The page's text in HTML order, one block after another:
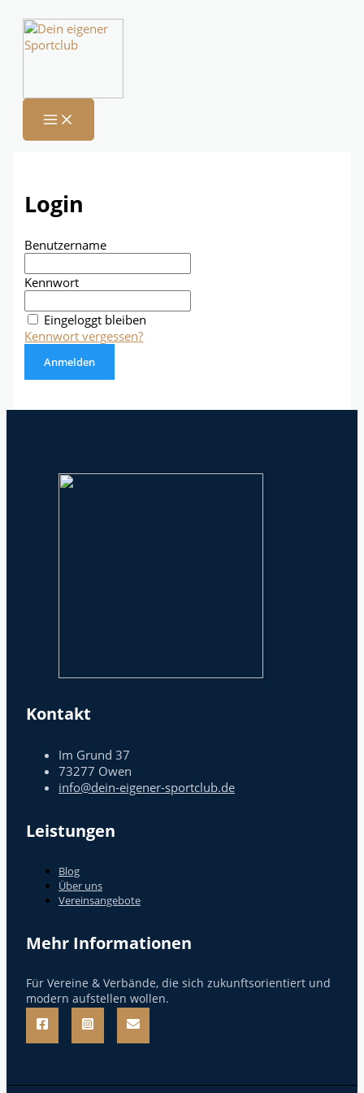
Inhalt
springen
Login
Benutzername
Kennwort
Eingeloggt bleiben
Kennwort vergessen?
Kontakt
Im Grund 37
73277 Owen
info@dein-eigener-sportclub.de
Leistungen
Blog
Über uns
Vereinsangebote
Mehr Informationen
Für Vereine & Verbände, die sich zukunftsorientiert und
modern aufstellen wollen.